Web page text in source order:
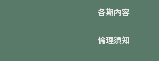
各期內容
倫理須知